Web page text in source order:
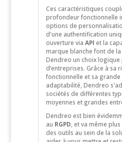
Ces caractéristiques
profondeur fonctionnelle
options de
d'une authentification
ouverture via API et la
marque blanche font de
Dendreo un choix
d’entreprises. Grâce à sa
fonctionnelle et sa grande
adaptabilité, Dendreo
sociétés de différentes
moyennes et grandes
Dendreo est bien
au RGPD, et va même
des outils au sein de la